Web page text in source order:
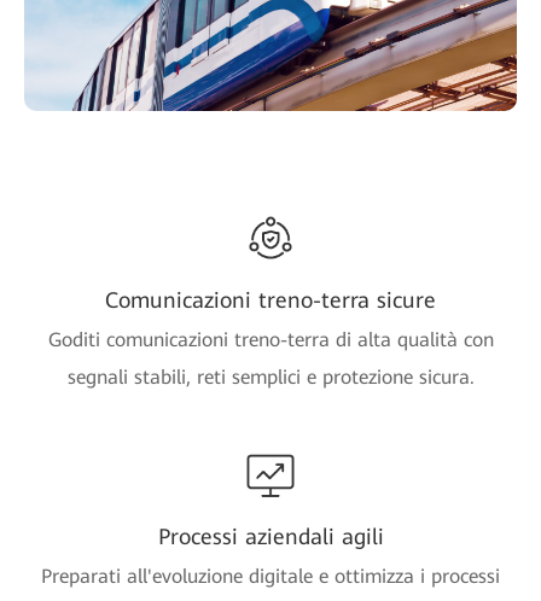
Comunicazioni treno-terra sicure
Goditi comunicazioni treno-terra di alta qualità con
segnali stabili, reti semplici e protezione sicura.
Processi aziendali agili
Preparati all'evoluzione digitale e ottimizza i processi